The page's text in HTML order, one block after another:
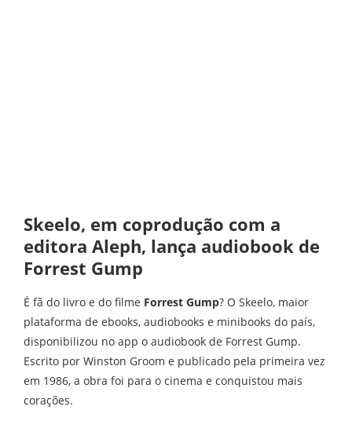
Skeelo, em coprodução com a
editora Aleph, lança audiobook de
Forrest Gump
É fã do livro e do filme Forrest Gump? O Skeelo, maior
plataforma de ebooks, audiobooks e minibooks do país,
disponibilizou no app o audiobook de Forrest Gump.
Escrito por Winston Groom e publicado pela primeira vez
em 1986, a obra foi para o cinema e conquistou mais
corações.